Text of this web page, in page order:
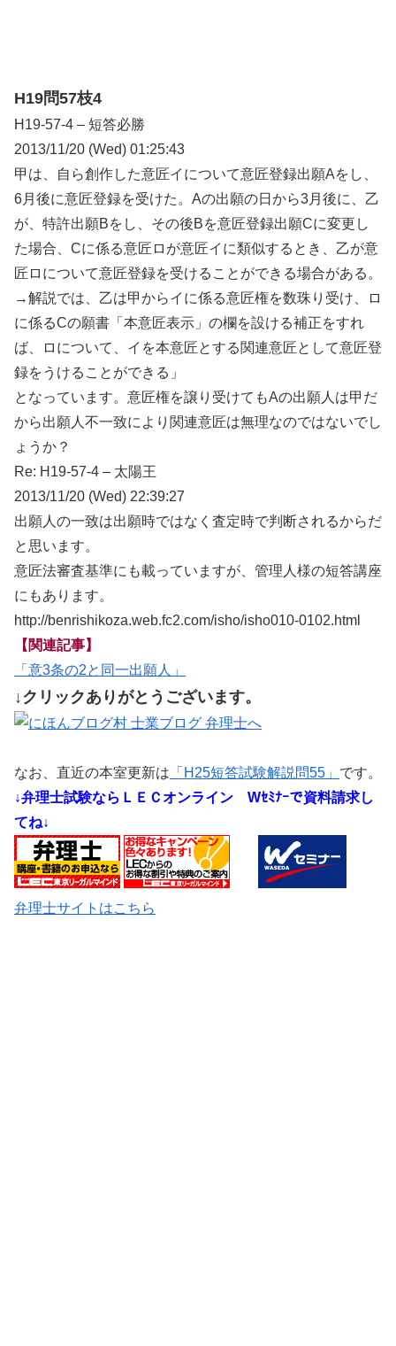
H19問57枝4
H19-57-4 – 短答必勝
2013/11/20 (Wed) 01:25:43
甲は、自ら創作した意匠イについて意匠登録出願Aをし、
6月後に意匠登録を受けた。Aの出願の日から3月後に、乙
が、特許出願Bをし、その後Bを意匠登録出願Cに変更し
た場合、Cに係る意匠ロが意匠イに類似するとき、乙が意
匠ロについて意匠登録を受けることができる場合がある。
→解説では、乙は甲からイに係る意匠権を数珠り受け、ロ
に係るCの願書「本意匠表示」の欄を設ける補正をすれ
ば、ロについて、イを本意匠とする関連意匠として意匠登
録をうけることができる」
となっています。意匠権を譲り受けてもAの出願人は甲だ
から出願人不一致により関連意匠は無理なのではないでし
ょうか？
Re: H19-57-4 – 太陽王
2013/11/20 (Wed) 22:39:27
出願人の一致は出願時ではなく査定時で判断されるからだ
と思います。
意匠法審査基準にも載っていますが、管理人様の短答講座
にもあります。
http://benrishikoza.web.fc2.com/isho/isho010-0102.html
【関連記事】
「意3条の2と同一出願人」
↓クリックありがとうございます。
なお、直近の本室更新は 「H25短答試験解説問55」 です。
↓弁理士試験ならＬＥＣオンライン
Wｾﾐﾅｰで資料請求し
てね↓
弁理士サイトはこちら